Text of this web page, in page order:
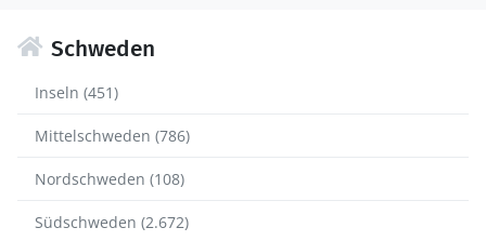
Schweden
Inseln (451)
Mittelschweden (786)
Nordschweden (108)
Südschweden (2.672)